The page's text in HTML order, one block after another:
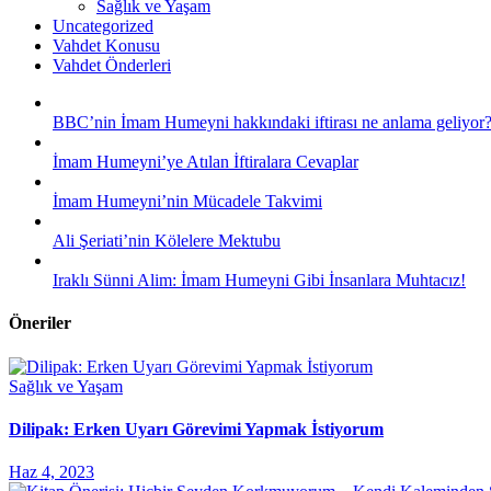
Sağlık ve Yaşam
Uncategorized
Vahdet Konusu
Vahdet Önderleri
BBC’nin İmam Humeyni hakkındaki iftirası ne anlama geliyor?
İmam Humeyni’ye Atılan İftiralara Cevaplar
İmam Humeyni’nin Mücadele Takvimi
Ali Şeriati’nin Kölelere Mektubu
Iraklı Sünni Alim: İmam Humeyni Gibi İnsanlara Muhtacız!
Öneriler
Sağlık ve Yaşam
Dilipak: Erken Uyarı Görevimi Yapmak İstiyorum
Haz 4, 2023